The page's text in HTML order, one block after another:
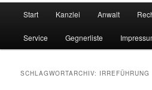
Start Kanzlei Anwalt
Service Gegnerliste
SCHLAGWORTARCHIV: IRREFÜHRUNG